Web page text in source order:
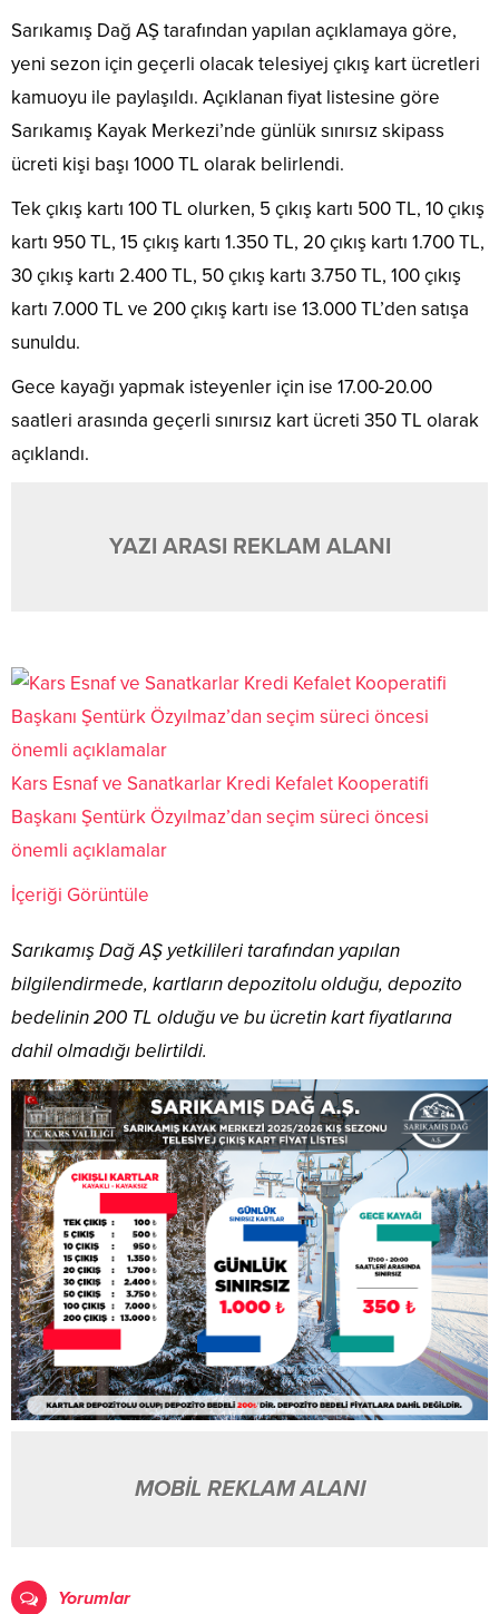
Sarıkamış Dağ AŞ tarafından yapılan açıklamaya göre,
yeni sezon için geçerli olacak telesiyej çıkış kart ücretleri
kamuoyu ile paylaşıldı. Açıklanan fiyat listesine göre
Sarıkamış Kayak Merkezi’nde günlük sınırsız skipass
ücreti kişi başı 1000 TL olarak belirlendi.
Tek çıkış kartı 100 TL olurken, 5 çıkış kartı 500 TL, 10 çıkış
kartı 950 TL, 15 çıkış kartı 1.350 TL, 20 çıkış kartı 1.700 TL,
30 çıkış kartı 2.400 TL, 50 çıkış kartı 3.750 TL, 100 çıkış
kartı 7.000 TL ve 200 çıkış kartı ise 13.000 TL’den satışa
sunuldu.
Gece kayağı yapmak isteyenler için ise 17.00-20.00
saatleri arasında geçerli sınırsız kart ücreti 350 TL olarak
açıklandı.
YAZI ARASI REKLAM ALANI
Kars Esnaf ve Sanatkarlar Kredi Kefalet Kooperatifi
Başkanı Şentürk Özyılmaz’dan seçim süreci öncesi
önemli açıklamalar
İçeriği Görüntüle
Sarıkamış Dağ AŞ yetkilileri tarafından yapılan
bilgilendirmede, kartların depozitolu olduğu, depozito
bedelinin 200 TL olduğu ve bu ücretin kart fiyatlarına
dahil olmadığı belirtildi.
MOBİL REKLAM ALANI
Yorumlar